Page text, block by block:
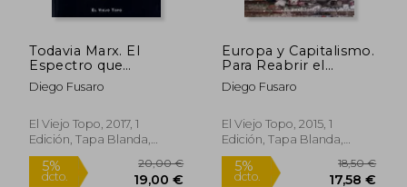
5%
dcto. 16,10 €
5%
dcto.
Todavia Marx. El
Espectro que
Retorna
Diego Fusaro
El Viejo Topo, 2017, 1
Edición, Tapa Blanda,
Nuevo
Europa y Capitalismo.
Para Reabrir el
Futuro.
Diego Fusaro
El Viejo Topo, 2015, 1
Edición, Tapa Blanda,
Nuevo